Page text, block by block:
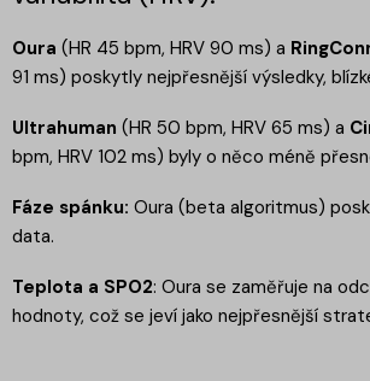
Oura (HR 45 bpm, HRV 90 ms) a
91 ms) poskytly nejpřesnější výsledky,
Ultrahuman (HR 50 bpm, HRV 65 ms) a
bpm, HRV 102 ms) byly o něco méně
Fáze spánku: Oura (beta algoritmus)
data.
Teplota a SPO2: Oura se zaměřuje na
hodnoty, což se jeví jako nejpřesnější